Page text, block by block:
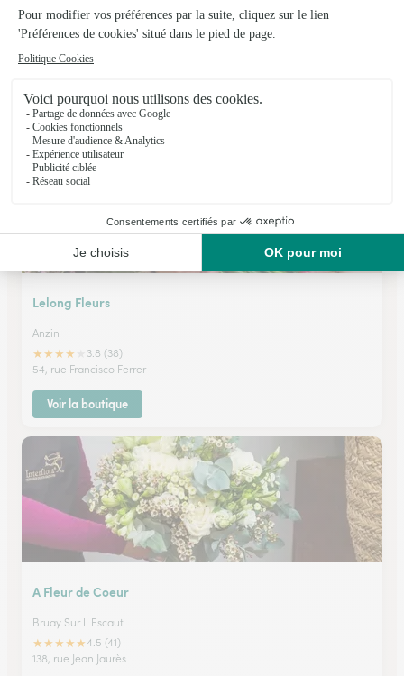
Rapid’flore
★★★★★3.8 (70)
Voir la boutique
Lelong Fleurs
Anzin
★★★★
3.8 (38)
54, rue Francisco Ferrer
Voir la boutique
A Fleur de Coeur
Bruay Sur L Escaut
★★★★★4.5 (41)
138, rue Jean Jaurès